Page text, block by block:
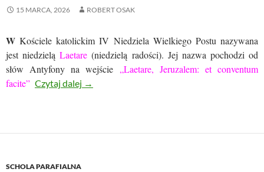
15 MARCA, 2026 ROBERT OSAK
W Kościele katolickim IV Niedziela Wielkiego Postu nazywana
jest niedzieląLaetare (niedzielą radości). Jej nazwa pochodzi od
słów Antyfony na wejście „Laetare, Jeruzalem: et conventum
facite” Czytaj dalej NIEDZIELA RADOŚCI
→
SCHOLA PARAFIALNA